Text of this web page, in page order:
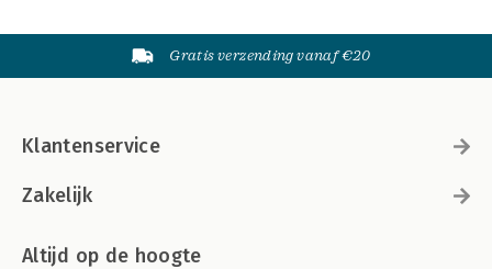
Gratis verzending vanaf €20
Klantenservice
Zakelijk
Altijd op de hoogte